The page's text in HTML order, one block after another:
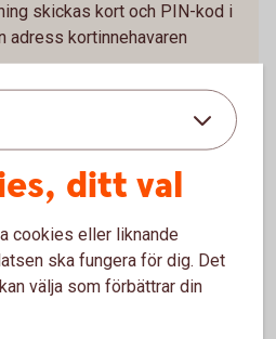
skickas kort och PIN-kod i
adress kortinnehavaren
aktiverar nya kort i
ditt val
cookies eller liknande
ska fungera för dig. Det
välja som förbättrar din